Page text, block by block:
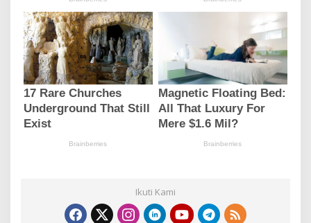
Ikuti Kami